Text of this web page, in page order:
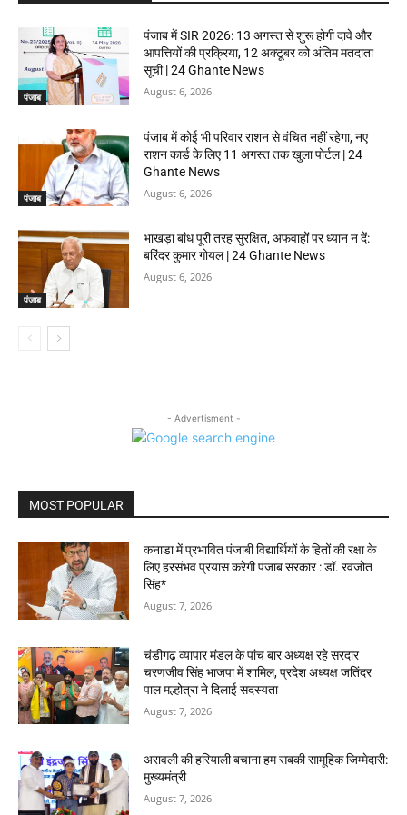
पंजाब
पंजाब में SIR 2026: 13 अगस्त से शुरू होगी दावे और
आपत्तियों की प्रक्रिया, 12 अक्टूबर को अंतिम मतदाता
सूची | 24 Ghante News
August 6, 2026
पंजाब
पंजाब में कोई भी परिवार राशन से वंचित नहीं रहेगा, नए
राशन कार्ड के लिए 11 अगस्त तक खुला पोर्टल | 24
Ghante News
August 6, 2026
पंजाब
भाखड़ा बांध पूरी तरह सुरक्षित, अफवाहों पर ध्यान न दें:
बरिंदर कुमार गोयल | 24 Ghante News
August 6, 2026
- Advertisment -
MOST POPULAR
कनाडा में प्रभावित पंजाबी विद्यार्थियों के हितों की रक्षा के
लिए हरसंभव प्रयास करेगी पंजाब सरकार : डॉ. रवजोत
सिंह*
August 7, 2026
चंडीगढ़ व्यापार मंडल के पांच बार अध्यक्ष रहे सरदार
चरणजीव सिंह भाजपा में शामिल, प्रदेश अध्यक्ष जतिंदर
पाल मल्होत्रा ने दिलाई सदस्यता
August 7, 2026
अरावली की हरियाली बचाना हम सबकी सामूहिक जिम्मेदारी:
मुख्यमंत्री
August 7, 2026